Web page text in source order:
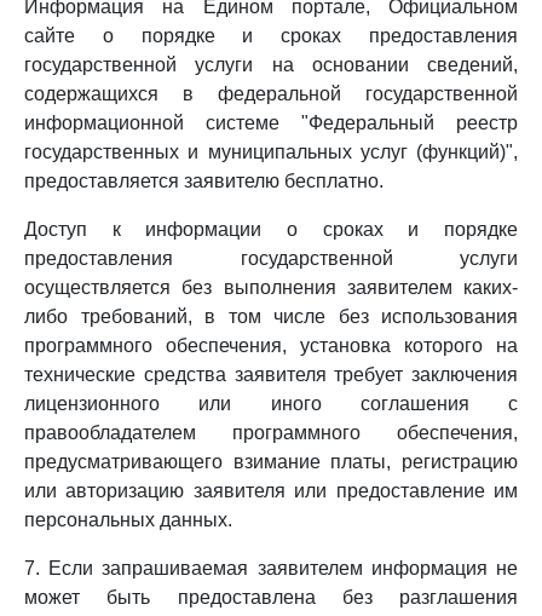
Информация на Едином портале, Официальном
сайте о порядке и сроках предоставления
государственной услуги на основании сведений,
содержащихся в федеральной государственной
информационной системе "Федеральный реестр
государственных и муниципальных услуг (функций)",
предоставляется заявителю бесплатно.
Доступ к информации о сроках и порядке
предоставления государственной услуги
осуществляется без выполнения заявителем каких-
либо требований, в том числе без использования
программного обеспечения, установка которого на
технические средства заявителя требует заключения
лицензионного или иного соглашения с
правообладателем программного обеспечения,
предусматривающего взимание платы, регистрацию
или авторизацию заявителя или предоставление им
персональных данных.
7. Если запрашиваемая заявителем информация не
может быть предоставлена без разглашения